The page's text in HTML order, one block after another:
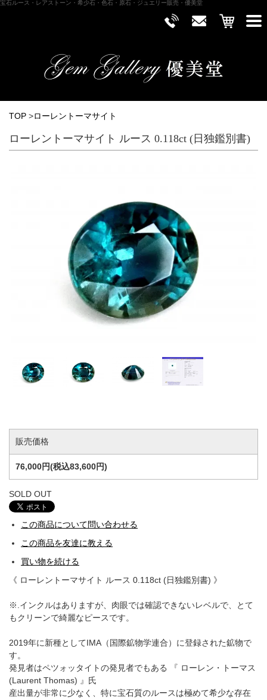
宝石ルース・レアストーン・希少石・色石・原石・ジュエリー販売・優美堂
TOP >ローレントーマサイト
ローレントーマサイト ルース 0.118ct (日独鑑別書)
販売価格
76,000円(税込83,600円)
SOLD OUT
この商品について問い合わせる
この商品を友達に教える
買い物を続ける
《 ローレントーマサイト ルース 0.118ct (日独鑑別書) 》
※.インクルはありますが、肉眼では確認できないレベルで、とて
もクリーンで綺麗なピースです。
2019年に新種としてIMA（国際鉱物学連合）に登録された鉱物で
す。
発見者はペツォッタイトの発見者でもある 『 ローレン・トーマス
(Laurent Thomas) 』氏
産出量が非常に少なく、特に宝石質のルースは極めて希少な存在